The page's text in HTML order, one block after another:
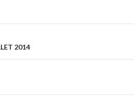
2014